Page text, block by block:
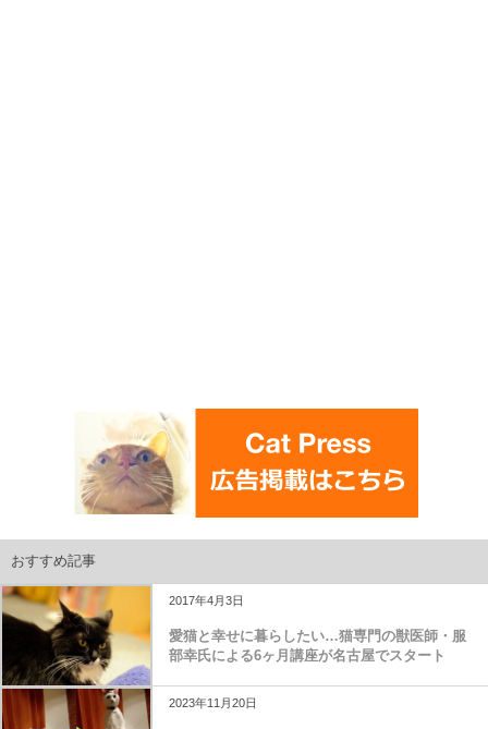
おすすめ記事
2017年4月3日
愛猫と幸せに暮らしたい…猫専門の獣医師・服
部幸氏による6ヶ月講座が名古屋でスタート
2023年11月20日